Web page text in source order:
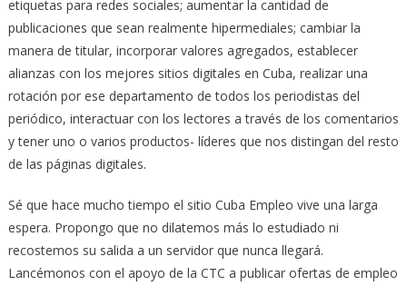
etiquetas para redes sociales; aumentar la cantidad de
publicaciones que sean realmente hipermediales; cambiar la
manera de titular, incorporar valores agregados, establecer
alianzas con los mejores sitios digitales en Cuba, realizar una
rotación por ese departamento de todos los periodistas del
periódico, interactuar con los lectores a través de los comentarios
y tener uno o varios productos- líderes que nos distingan del resto
de las páginas digitales.
Sé que hace mucho tiempo el sitio Cuba Empleo vive una larga
espera. Propongo que no dilatemos más lo estudiado ni
recostemos su salida a un servidor que nunca llegará.
Lancémonos con el apoyo de la CTC a publicar ofertas de empleo